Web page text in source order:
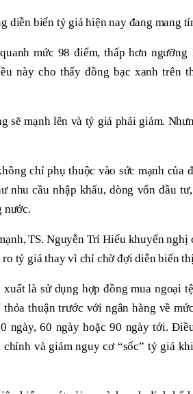
diễn biến tỷ giá hiện nay đang mang
mức 98 điểm, thấp hơn ngưỡng
này cho thấy đồng bạc xanh trên
sẽ mạnh lên và tỷ giá phải giảm.
chỉ phụ thuộc vào sức mạnh của
nhu cầu nhập khẩu, dòng vốn đầu
nước.
TS. Nguyễn Trí Hiếu khuyến nghị
tỷ giá thay vì chỉ chờ đợi diễn biến
là sử dụng hợp đồng mua ngoại
thuận trước với ngân hàng về
ngày, 60 ngày hoặc 90 ngày tới.
và giảm nguy cơ “sốc” tỷ giá